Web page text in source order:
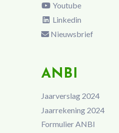
Youtube
Linkedin
Nieuwsbrief
ANBI
Jaarverslag 2024
Jaarrekening 2024
Formulier ANBI